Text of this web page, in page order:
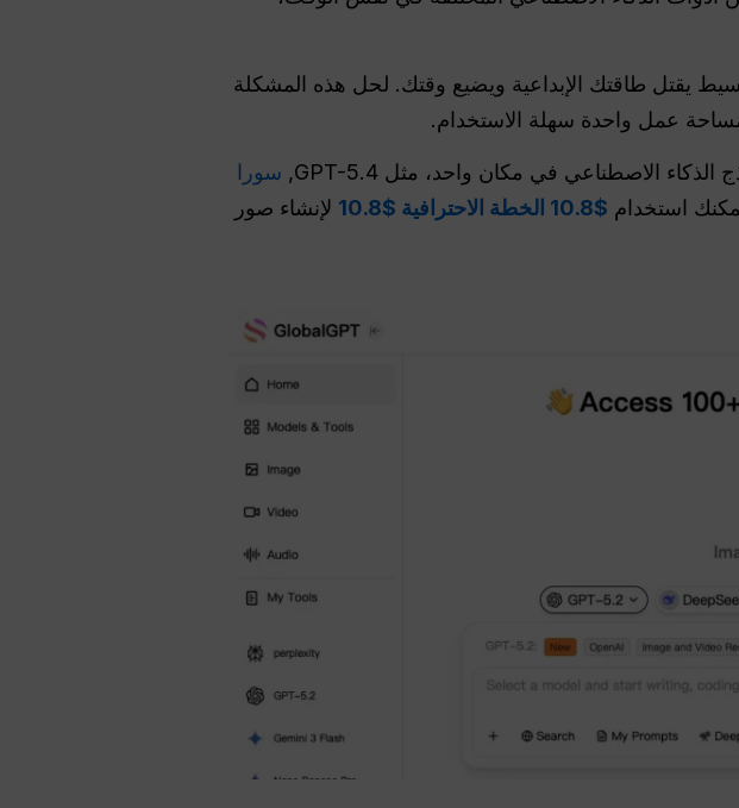
يقتل طاقتك الإبداعية ويضيع وقتك. لحل هذه المشكلة
عمل واحدة سهلة الاستخدام.
سورا
$10.8 الخطة الاحترافية $10.8
لإنشاء صور